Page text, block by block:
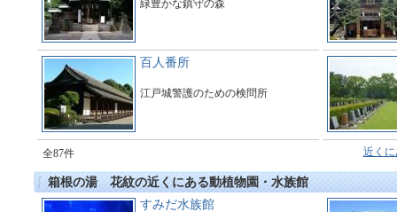
緑豊かな鎮守の森
百人番所
江戸城警護のための検問所
全87件 近く
箱根の湯 花紋の近くにある動植物園・水族館
すみだ水族館